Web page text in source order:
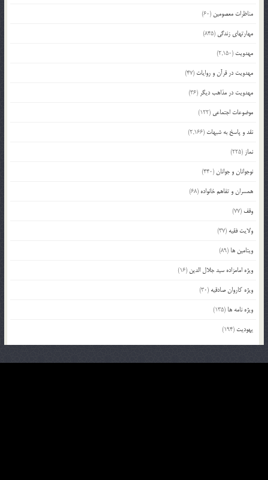
مناظرات معصومین (60)
مهارتهای زندگی (845)
مهدویت (2,150)
مهدویت در قرآن و روایات (47)
مهدویت در مذاهب دیگر (36)
موضوعات اجتماعی (122)
نقد و پاسخ به شبهات (2,166)
نماز (225)
نوجوانان و جوانان(440)
همسران و تفاهم خانواده (68)
وقف (77)
ولایت فقیه (37)
ویتامین ها (89)
ویژه امامزاده سید جلال الدین (16)
ویژه کاروان صادقیه (30)
ویژه نامه ها (135)
یهودیت (194)